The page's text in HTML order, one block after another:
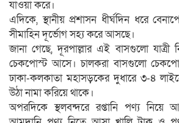
যাওয়া করে।
এদিকে, স্থানীয় প্রশাসন ধীর্ঘদিন ধরে
সীমাহিন দূর্ভোগ সহ্য করে আসছে।
জানা গেছে, দূরপাল্লার এই বাসগুলো যাত্রী
চেকপোস্ট আসে। চালকরা বাসগুলো
ঢাকা-কলকাতা মহাসড়কের দুধারে ৩-৪ লাইনে
উঠা নামা করিয়ে থাকে।
অপরদিকে স্থলবন্দরে রপ্তানি পণ্য নিয়ে